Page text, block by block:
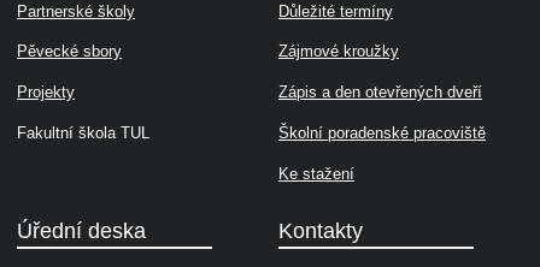
Partnerské školy
Pěvecké sbory
Projekty
Fakultní škola TUL
Důležité termíny
Zájmové kroužky
Zápis a den otevřených dveří
Školní poradenské pracoviště
Ke stažení
Úřední deska Kontakty